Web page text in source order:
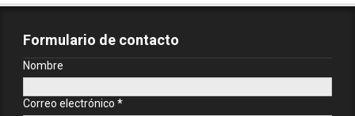
Formulario de contacto
Nombre
Correo electrónico *